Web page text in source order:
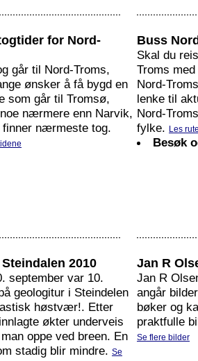
for Nord-
går til Nord-Troms,
ønsker å få bygd en
som går til Tromsø,
nærmere enn Narvik,
finner nærmeste tog.
Buss
Skal du
Troms
Nord-
lenke til
Nord-
fylke. Les
Besøk
2010
september var 10.
geologitur i Steindelen
høstvær!. Etter
økter underveis
oppe ved breen. En
stadig blir mindre. Se
Jan R
Jan R
angår
bøker og
praktfulle
Se flere bilder